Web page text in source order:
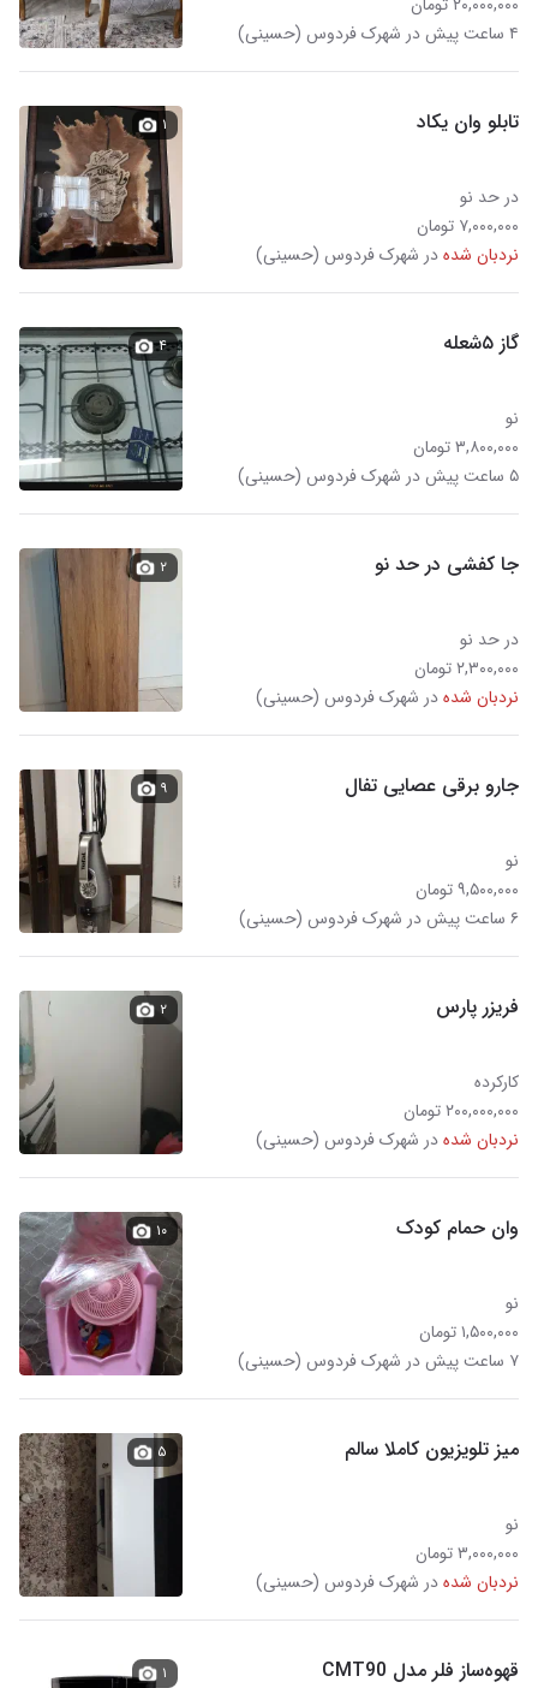
۴ ساعت پیش در شهرک فردوس (حسینی)
تابلو وان یکاد
در حد نو
۷,۰۰۰,۰۰۰ تومان
نردبان شدهدر شهرک فردوس (حسینی)
۱
گاز ۵شعله
نو
۳,۸۰۰,۰۰۰ تومان
۵ ساعت پیش در شهرک فردوس (حسینی)
۴
جا کفشی در حد نو
در حد نو
۲,۳۰۰,۰۰۰ تومان
نردبان شدهدر شهرک فردوس (حسینی)
۲
جارو برقی عصایی تفال
نو
۹,۵۰۰,۰۰۰ تومان
۶ ساعت پیش در شهرک فردوس (حسینی)
۹
فریزر پارس
کارکرده
۲۰۰,۰۰۰,۰۰۰ تومان
نردبان شدهدر شهرک فردوس (حسینی)
۲
وان حمام کودک
نو
۱,۵۰۰,۰۰۰ تومان
۷ ساعت پیش در شهرک فردوس (حسینی)
۱۰
میز تلویزیون کاملا سالم
نو
۳,۰۰۰,۰۰۰ تومان
نردبان شدهدر شهرک فردوس (حسینی)
۵
قهوه‌ساز فلر مدل CMT90 ۱